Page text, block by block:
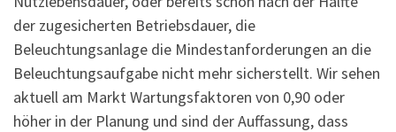
der zugesicherten Betriebsdauer, die
Beleuchtungsanlage die Mindestanforderungen an die
Beleuchtungsaufgabe nicht mehr sicherstellt. Wir sehen
aktuell am Markt Wartungsfaktoren von 0,90 oder
höher in der Planung und sind der Auffassung, dass